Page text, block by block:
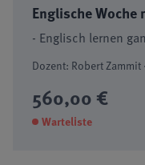
Englische Woche
- Englisch lernen
Dozent: Robert Zammit ·
560,00 €
Warteliste